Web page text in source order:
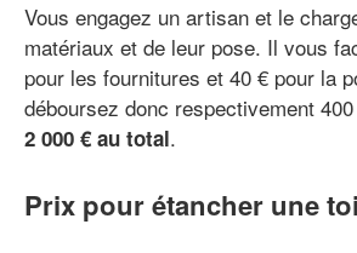
Vous engagez un artisan et le
matériaux et de leur pose. Il vous
pour les fournitures et 40 € pour la
déboursez donc respectivement
2 000 € au total.
Prix pour étancher une